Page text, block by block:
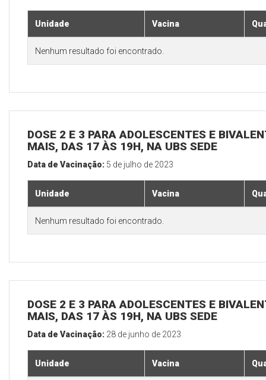
Unidade Vacina
Nenhum resultado foi encontrado.
DOSE 2 E 3 PARA ADOLESCENTES E
MAIS, DAS 17 ÀS 19H, NA UBS SEDE
Data de Vacinação: 5 de julho de 2023
Unidade Vacina
Nenhum resultado foi encontrado.
DOSE 2 E 3 PARA ADOLESCENTES E
MAIS, DAS 17 ÀS 19H, NA UBS SEDE
Data de Vacinação: 28 de junho de 2023
Unidade Vacina